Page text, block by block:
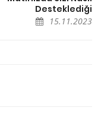
Desteklediği
15.11.2023